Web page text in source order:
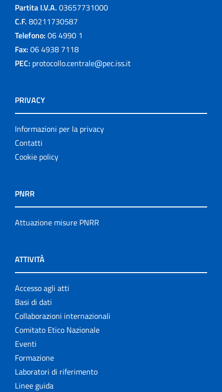
Partita I.V.A. 03657731000
C.F. 80211730587
Telefono: 06 4990 1
Fax: 06 4938 7118
PEC: protocollo.centrale@pec.iss.it
PRIVACY
Informazioni per la privacy
Contatti
Cookie policy
PNRR
Attuazione misure PNRR
ATTIVITÀ
Accesso agli atti
Basi di dati
Collaborazioni internazionali
Comitato Etico Nazionale
Eventi
Formazione
Laboratori di riferimento
Linee guida